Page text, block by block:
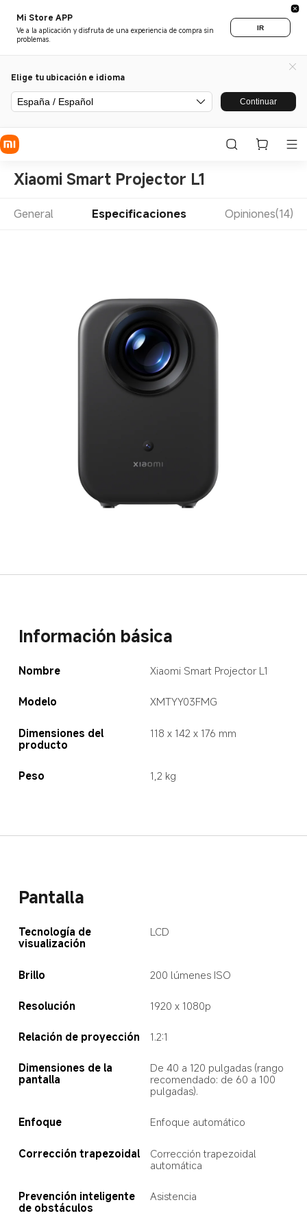
Mi Store APP
Ve a la aplicación y disfruta de una experiencia de compra sin
problemas.
IR
Elige tu ubicación e idioma
España / Español Continuar
Xiaomi Smart Projector L1
General Especificaciones Opiniones(14)
Información básica
Nombre Xiaomi Smart Projector L1
Modelo XMTYY03FMG
Dimensiones del
producto
118 x 142 x 176 mm
Peso 1,2 kg
Pantalla
Tecnología de
visualización
LCD
Brillo 200 lúmenes ISO
Resolución 1920 x 1080p
Relación de proyección 1.2:1
Dimensiones de la
pantalla
De 40 a 120 pulgadas (rango
recomendado: de 60 a 100
pulgadas).
Enfoque Enfoque automático
Corrección trapezoidal
Corrección trapezoidal
automática
Prevención inteligente
de obstáculos
Asistencia